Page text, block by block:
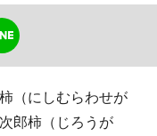
（にしむらわせが
郎柿（じろうが